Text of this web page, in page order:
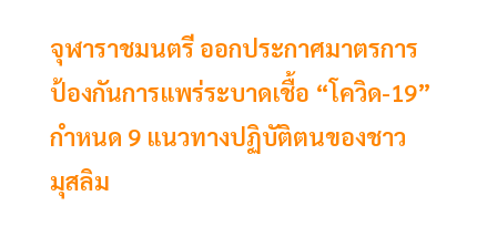
จุฬาราชมนตรี ออกประกาศมาตรการ
ป้องกันการแพร่ระบาดเชื้อ “โควิด-19”
กำหนด 9 แนวทางปฏิบัติตนของชาว
มุสลิม